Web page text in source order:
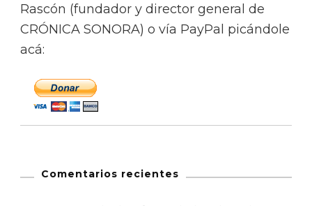
Rascón (fundador y director general de
CRÓNICA SONORA) o vía PayPal picándole
acá:
Comentarios recientes